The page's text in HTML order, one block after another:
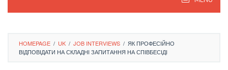
HOMEPAGE / UK / JOB INTERVIEWS / ЯК ПРОФЕСІЙНО
ВІДПОВІДАТИ НА СКЛАДНІ ЗАПИТАННЯ НА СПІВБЕСІДІ